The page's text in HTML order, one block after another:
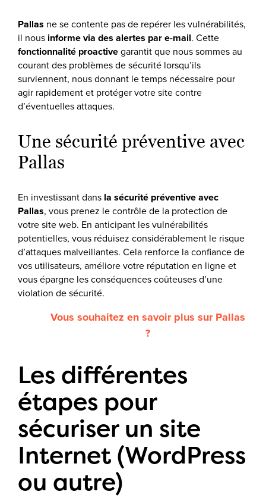
Pallas ne se contente pas de repérer les vulnérabilités,
il nous informe via des alertes par e-mail. Cette
fonctionnalité proactivegarantit que nous sommes au
courant des problèmes de sécurité lorsqu’ils
surviennent, nous donnant le temps nécessaire pour
agir rapidement et protéger votre site contre
d’éventuelles attaques.
Une sécurité préventive avec
Pallas
En investissant dans la sécurité préventive avec
Pallas, vous prenez le contrôle de la protection de
votre site web. En anticipant les vulnérabilités
potentielles, vous réduisez considérablement le risque
d’attaques malveillantes. Cela renforce la confiance de
vos utilisateurs, améliore votre réputation en ligne et
vous épargne les conséquences coûteuses d’une
violation de sécurité.
Vous souhaitez en savoir plus sur Pallas
?
Les différentes
étapes pour
sécuriser un site
Internet (WordPress
ou autre)